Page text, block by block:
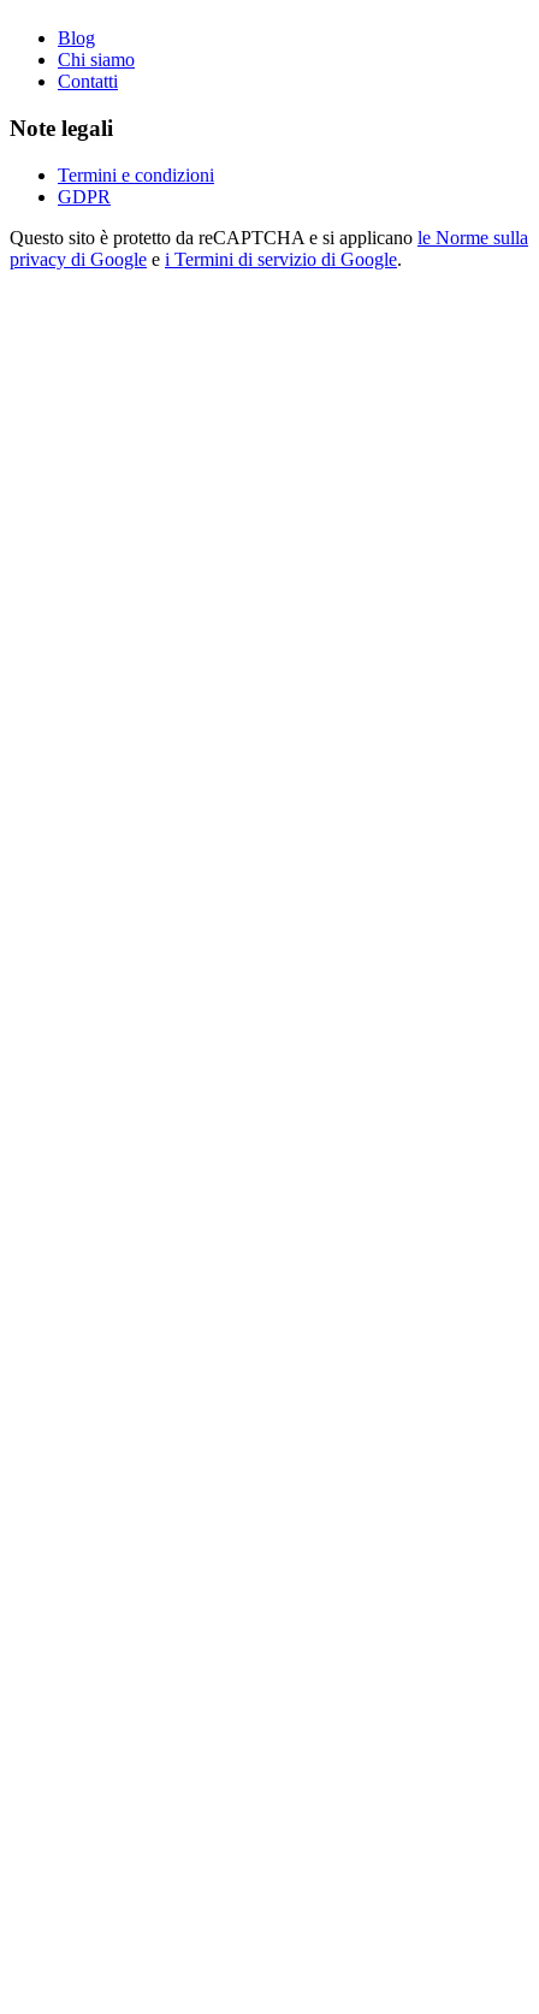
Blog
Chi siamo
Contatti
Note legali
Termini e condizioni
GDPR
Questo sito è protetto da reCAPTCHA e si applicano le Norme sulla
privacy di Google e i Termini di servizio di Google.